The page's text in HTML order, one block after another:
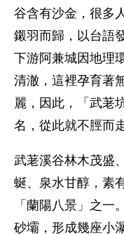
谷含有沙金，很多
鎩羽而歸，以台語
下游阿兼城因地理
清澈，這裡孕育著
麗，因此，「武荖
名，從此就不脛而
武荖溪谷林木茂盛
蜒、泉水甘醇，素
「蘭陽八景」之一
砂壩，形成幾座小